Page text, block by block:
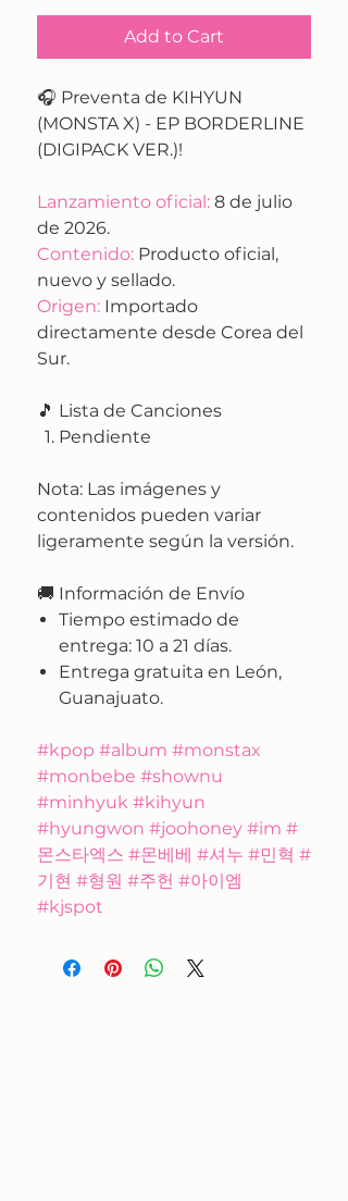
Add to Cart
🎧 Preventa de KIHYUN
(MONSTA X) - EP BORDERLINE
(DIGIPACK VER.)!
Lanzamiento oficial: 8 de julio
de 2026.
Contenido: Producto oficial,
nuevo y sellado.
Origen: Importado
directamente desde Corea del
Sur.
🎵 Lista de Canciones
Pendiente
Nota: Las imágenes y
contenidos pueden variar
ligeramente según la versión.
🚚 Información de Envío
Tiempo estimado de
entrega: 10 a 21 días.
Entrega gratuita en León,
Guanajuato.
#kpop #album #monstax
#monbebe #shownu
#minhyuk #kihyun
#hyungwon #joohoney #im #
몬스타엑스 #몬베베 #셔누 #민혁 #
기현 #형원 #주헌 #아이엠
#kjspot